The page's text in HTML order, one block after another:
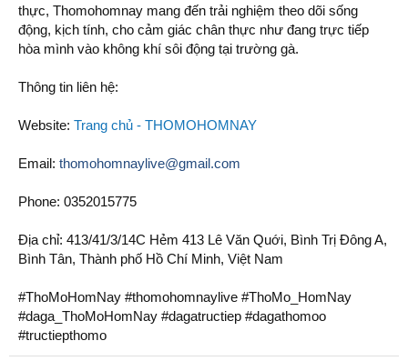
thực, Thomohomnay mang đến trải nghiệm theo dõi sống
động, kịch tính, cho cảm giác chân thực như đang trực tiếp
hòa mình vào không khí sôi động tại trường gà.
Thông tin liên hệ:
Website: Trang chủ - THOMOHOMNAY
Email: thomohomnaylive@gmail.com
Phone: 0352015775
Địa chỉ: 413/41/3/14C Hẻm 413 Lê Văn Quới, Bình Trị Đông A,
Bình Tân, Thành phố Hồ Chí Minh, Việt Nam
#ThoMoHomNay #thomohomnaylive #ThoMo_HomNay
#daga_ThoMoHomNay #dagatructiep #dagathomoo
#tructiepthomo